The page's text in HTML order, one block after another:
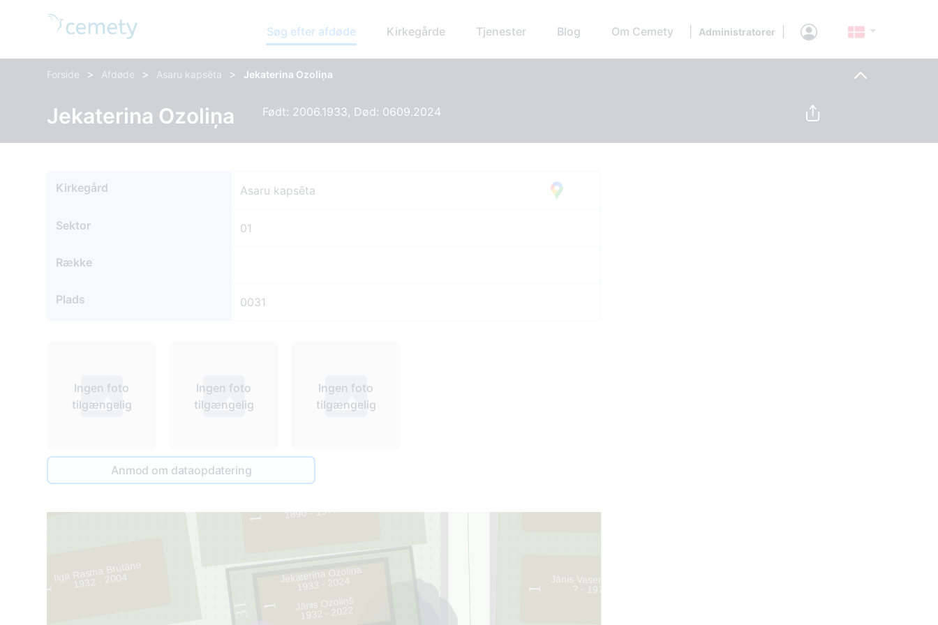
Søg efter afdøde Kirkegårde Tjenester Blog Om Cemety Administratorer
Forside > Afdøde > Asaru kapsēta > Jekaterina Ozoliņa
Jekaterina Ozoliņa Født: 2006.1933, Død: 0609.2024
Kirkegård Asaru kapsēta
Sektor 01
Række
Plads 0031
Ingen foto
tilgængelig
Ingen foto
tilgængelig
Ingen foto
tilgængelig
Anmod om dataopdatering
31
1
1
1
1
Ilga Rasma Brutāne
1932 - 2004
1890 - 1977
Jekaterina Ozoliņa
1933 - 2024
Jānis Ozoliņš
1932 - 2022
Jānis Vasermanis
? - 1970